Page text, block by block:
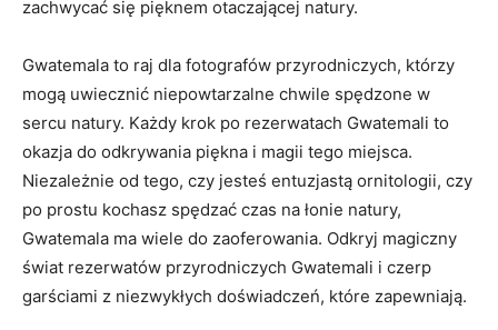
zachwycać się pięknem ‍otaczającej ⁤natury.
Gwatemala⁣ to raj dla fotografów przyrodniczych, którzy
mogą uwiecznić niepowtarzalne chwile spędzone w
sercu natury. Każdy krok po rezerwatach Gwatemali to
okazja do odkrywania ⁤piękna i ⁣magii tego miejsca.
Niezależnie ‌od ​tego, czy jesteś entuzjastą ornitologii, czy
⁤po prostu kochasz spędzać ‌czas⁤ na ‌łonie natury,
⁢Gwatemala ma‍ wiele do zaoferowania. Odkryj magiczny‍
świat ​rezerwatów przyrodniczych Gwatemali i czerp
‍garściami⁤ z niezwykłych doświadczeń, które zapewniają.